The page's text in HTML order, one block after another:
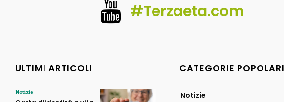
#Terzaeta.com
ULTIMI ARTICOLI
Notizie
CATEGORIE POPOLARI
Notizie